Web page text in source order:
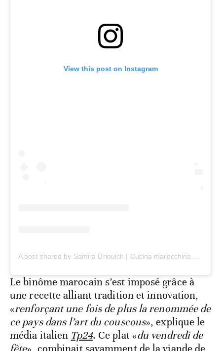
View this post on Instagram
A post shared by Samira Driouich | Cucina marocchina 🇲🇦 (@fatto_da_samira)
Le binôme marocain s’est imposé grâce à
une recette alliant tradition et innovation,
«renforçant une fois de plus la renommée de
ce pays dans l’art du couscous», explique le
média italien Tp24. Ce plat «du vendredi de